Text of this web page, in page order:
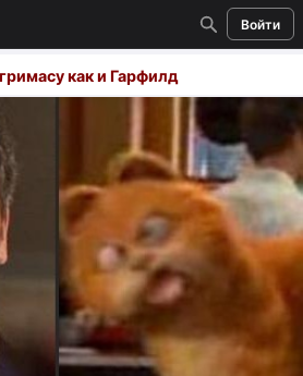
Войти
👍
как и Гарфилд